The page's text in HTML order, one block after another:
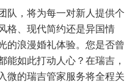
队，将为每一对新人提供个
格、现代简约还是异国情
的浪漫婚礼体验。您是否曾
能如此打动人心？在瑞吉，
微的瑞吉管家服务将全程关